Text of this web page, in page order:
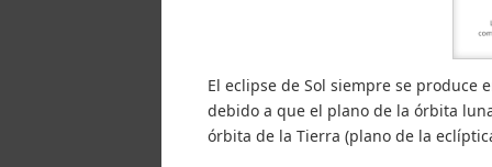
El eclipse de Sol siempre se produce
debido a que el plano de la órbita
órbita de la Tierra (plano de la